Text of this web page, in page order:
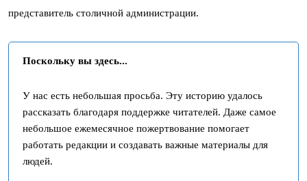
представитель столичной администрации.
Поскольку вы здесь...
У нас есть небольшая просьба. Эту историю удалось
рассказать благодаря поддержке читателей. Даже самое
небольшое ежемесячное пожертвование помогает
работать редакции и создавать важные материалы для
людей.